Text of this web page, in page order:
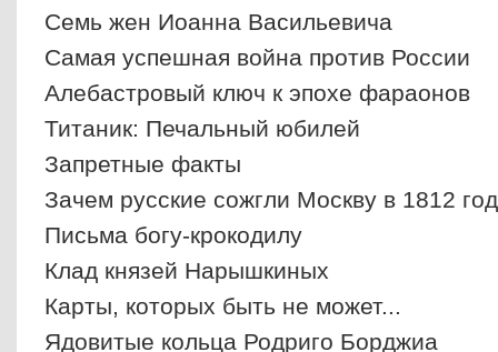
Семь жен Иоанна Васильевича
Самая успешная война против России
Алебастровый ключ к эпохе фараонов
Титаник: Печальный юбилей
Запретные факты
Зачем русские сожгли Москву в 1812
Письма богу-крокодилу
Клад князей Нарышкиных
Карты, которых быть не может...
Ядовитые кольца Родриго Борджиа